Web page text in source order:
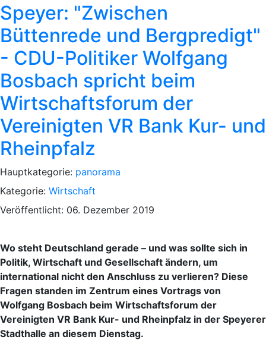
Speyer: "Zwischen
Büttenrede und Bergpredigt"
- CDU-Politiker Wolfgang
Bosbach spricht beim
Wirtschaftsforum der
Vereinigten VR Bank Kur- und
Rheinpfalz
Hauptkategorie: panorama
Kategorie: Wirtschaft
Veröffentlicht: 06. Dezember 2019
Wo steht Deutschland gerade – und was sollte sich in
Politik, Wirtschaft und Gesellschaft ändern, um
international nicht den Anschluss zu verlieren? Diese
Fragen standen im Zentrum eines Vortrags von
Wolfgang Bosbach beim Wirtschaftsforum der
Vereinigten VR Bank Kur- und Rheinpfalz in der Speyerer
Stadthalle an diesem Dienstag.